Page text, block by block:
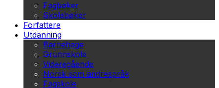
Fagbøker
Skolebøker
Forfattere
Utdanning
Barnehage
Grunnskole
Videregående
Norsk som andrespråk
Fagskole